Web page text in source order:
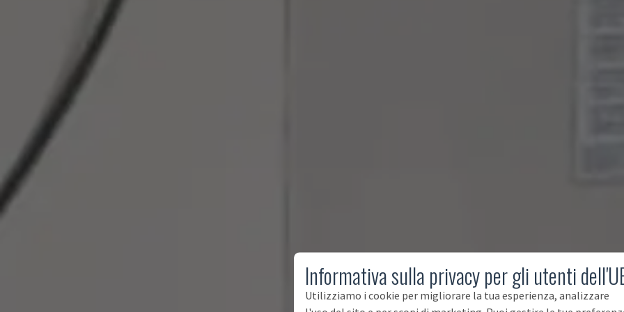
Informativa sulla privacy per gli utenti
Utilizziamo i cookie per migliorare la tua esperienza, analizzare